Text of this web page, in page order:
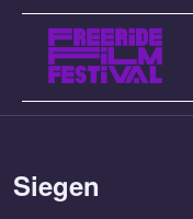
Siegen